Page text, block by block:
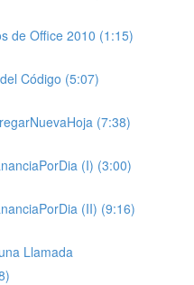
de Office 2010 (1:15)
Código (5:07)
(7:38)
(I) (3:00)
(II) (9:16)
Llamada